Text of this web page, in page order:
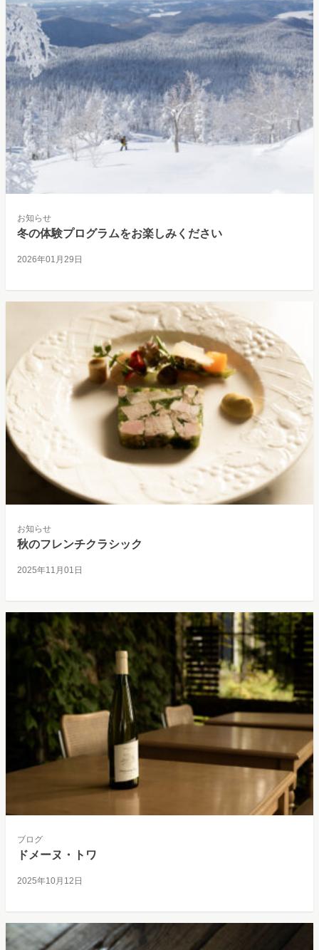
お知らせ
冬の体験プログラムをお楽しみください
2026年01月29日
お知らせ
秋のフレンチクラシック
2025年11月01日
ブログ
ドメーヌ・トワ
2025年10月12日